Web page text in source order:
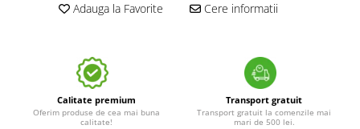
Adauga la Favorite Cere informatii
Calitate premium
Oferim produse de cea mai buna
calitate!
Transport gratuit
Transport gratuit la comenzile mai
mari de 500 lei.